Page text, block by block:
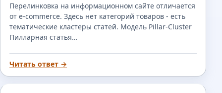
Перелинковка на информационном сайте отличается
от e-commerce. Здесь нет категорий товаров - есть
тематические кластеры статей. Модель Pillar-Cluster
Пилларная статья…
Читать ответ →